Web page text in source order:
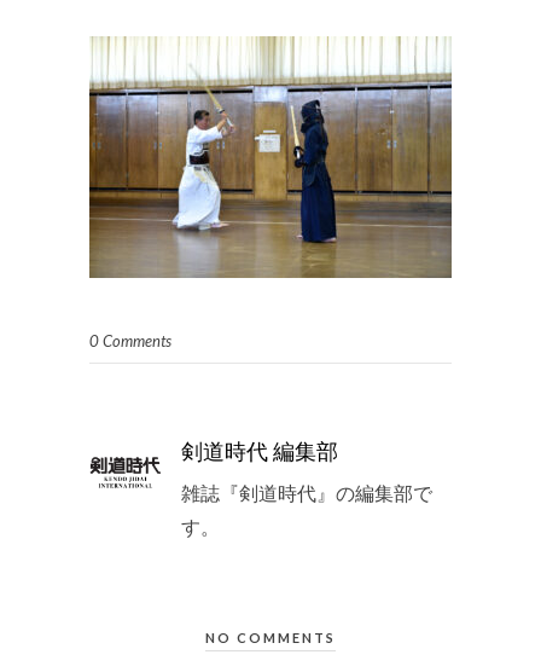
0 Comments
剣道時代 編集部
雑誌『剣道時代』の編集部で
す。
NO COMMENTS